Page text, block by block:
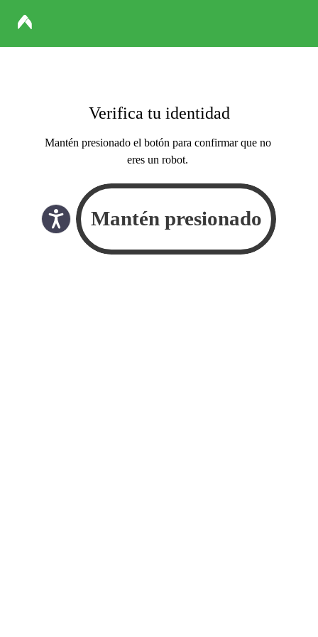
Verifica tu identidad
Mantén presionado el botón para confirmar que no
eres un robot.